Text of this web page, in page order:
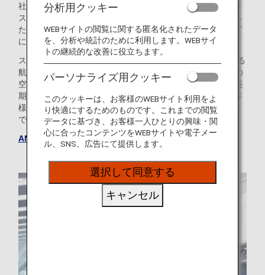
社の航空機全般において、ファーストクラス、ビジネスクラ
ス、プレミアムエコノミークラス、エコノミークラスといっ
た様々な客室オプションを備えており、お客様独自のニーズ
にまさに最適なご選択をいただけます。
スター アライアンス加盟航空会社として、当社は35を超える
航空会社と提携し、アジア、欧州と北米の42におよぶ海外の
空港、そして約50の国内空港に就航しています。そこで、長
期休暇の海外旅行にも、世界を巡る旅へのご出発にも、お客
様を目的の地へお連れできることは誇らしく、喜ばしいこと
です。ANAで行く空の旅の準備はできていますか。
ANAグループウェブサイトへ
分析用クッキー
WEBサイトの閲覧に関する匿名化されたデータ
を、分析や統計のために利用します。WEBサイ
トの継続的な改善に役立ちます。
パーソナライズ用クッキー
このクッキーは、お客様のWEBサイト利用をよ
り快適にするためのものです。これまでの閲覧
データに基づき、お客様一人ひとりの興味・関
心に合ったコンテンツをWEBサイトや電子メー
ル、SNS、広告にて提供します。
選択して同意する
キャンセル